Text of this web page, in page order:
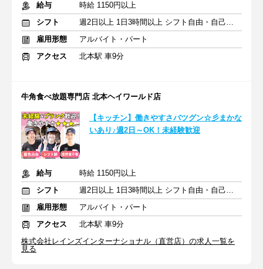
給与
時給 1150円以上
シフト
週2日以上 1日3時間以上 シフト自由・自己申告
雇用形態
アルバイト・パート
アクセス
北本駅 車9分
牛角食べ放題専門店 北本ヘイワールド店
【キッチン】働きやすさバツグン☆彡まかな
いあり♪週2日～OK！未経験歓迎
給与
時給 1150円以上
シフト
週2日以上 1日3時間以上 シフト自由・自己申告
雇用形態
アルバイト・パート
アクセス
北本駅 車9分
株式会社レインズインターナショナル（直営店）の求人一覧を
見る